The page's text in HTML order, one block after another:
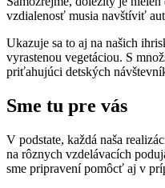
vzdialenosť musia navštíviť
Ukazuje sa to aj na našich
vyrastenou vegetáciou. S
priťahujúci detských
Sme tu pre vás
V podstate, každá naša
na rôznych vzdelávacích
sme pripravení pomôcť aj v